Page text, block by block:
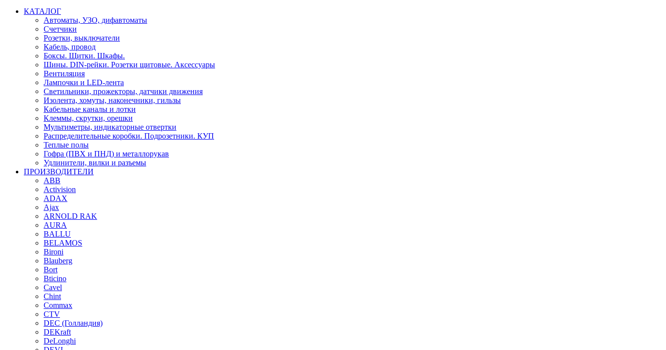
КАТАЛОГ
Автоматы, УЗО, дифавтоматы
Счетчики
Розетки, выключатели
Кабель, провод
Боксы. Щитки. Шкафы.
Шины. DIN-рейки. Розетки щитовые. Аксессуары
Вентиляция
Лампочки и LED-лента
Светильники, прожекторы, датчики движения
Изолента, хомуты, наконечники, гильзы
Кабельные каналы и лотки
Клеммы, скрутки, орешки
Мультиметры, индикаторные отвертки
Распределительные коробки. Подрозетники. КУП
Теплые полы
Гофра (ПВХ и ПНД) и металлорукав
Удлинители, вилки и разъемы
ПРОИЗВОДИТЕЛИ
ABB
Activision
ADAX
Ajax
ARNOLD RAK
AURA
BALLU
BELAMOS
Bironi
Blauberg
Bort
Bticino
Cavel
Chint
Commax
CTV
DEC (Голландия)
DEKraft
DeLonghi